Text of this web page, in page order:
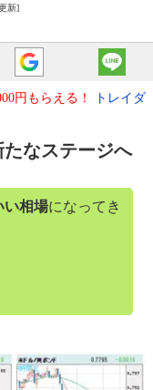
新]
円もらえる！
トレイダ
なステージへ
い相場になってき